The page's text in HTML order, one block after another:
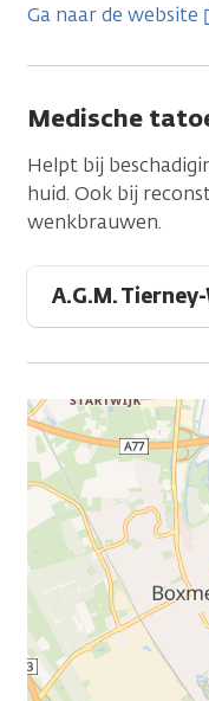
Ga naar de website
Medische
Helpt bij
huid. Ook bij
wenkbrauwen.
A.G.M.